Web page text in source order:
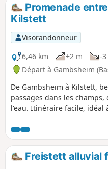
Promenade
Kilstett
Visorandonneur
6,46 km
+2 m -
Départ à Gambsheim
De Gambsheim à Kilstett,
passages dans les
l'eau. Itinéraire facile, idéal
Freistett alluvial